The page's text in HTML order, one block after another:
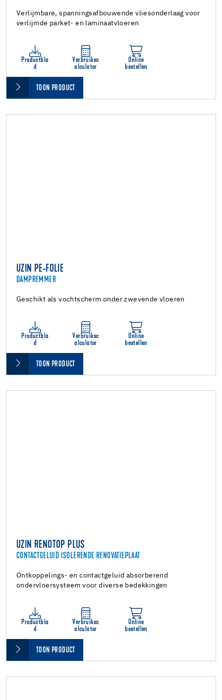
Verlijmbare, spanningsafbouwende vliesonderlaag voor
verlijmde parket- en laminaatvloeren
Productbla
d
Verbruiksc
alculator
Online
bestellen
TOON PRODUCT
UZIN PE-FOLIE
DAMPREMMER
Geschikt als vochtscherm onder zwevende vloeren
Productbla
d
Verbruiksc
alculator
Online
bestellen
TOON PRODUCT
UZIN RENOTOP PLUS
CONTACTGELUID ISOLERENDE RENOVATIEPLAAT
Ontkoppelings- en contactgeluid absorberend
ondervloersysteem voor diverse bedekkingen
Productbla
d
Verbruiksc
alculator
Online
bestellen
TOON PRODUCT